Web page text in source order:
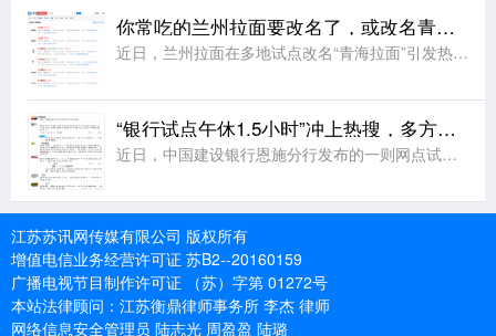
你常吃的兰州拉面要改名了，或改名青海拉面
近日，兰州拉面在多地试点改名“青海拉面”引发热议。据悉，改名背后藏着一场近40年的品牌错位。兰州本地并无 “兰州拉面” 叫法，正宗本土面食称作兰州牛肉面。上世纪80年代，青海化隆、尖扎群众外出谋生，借
“银行试点午休1.5小时”冲上热搜，多方发声
近日，中国建设银行恩施分行发布的一则网点试行午休的公告引发网友热议，公告显示，自2026年8月3日起，辖内所有网点试行工作日午休，上午9:00-12:30、下午14:00-17:00对外营业，12:3
江苏苏讯网传媒有限公司 版权所有
增值电信业务经营许可证 苏B2--20160159
广播电视节目制作许可证 （苏）字第 01272号
本站法律顾问：江苏衡鼎律师事务所 李杰 律师
网络信息安全管理员 陆志光 周盈盈 陆璐